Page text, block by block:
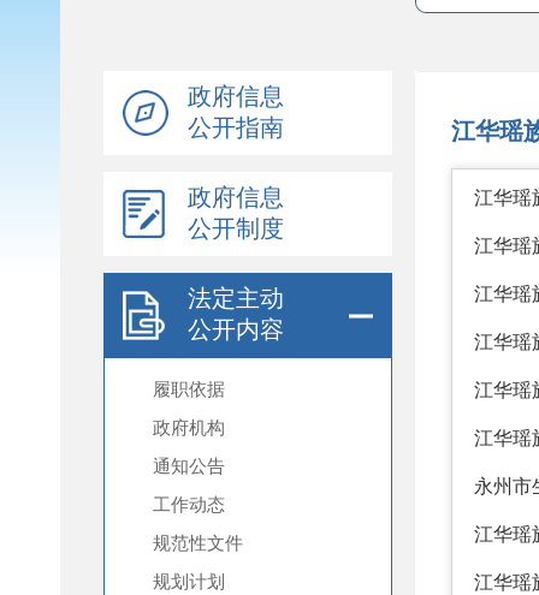
政府信息
公开指南
政府信息
公开制度
法定主动
公开内容
履职依据
政府机构
通知公告
工作动态
规范性文件
规划计划